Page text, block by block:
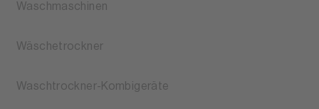
Waschmaschinen
Wäschetrockner
Waschtrockner-Kombigeräte